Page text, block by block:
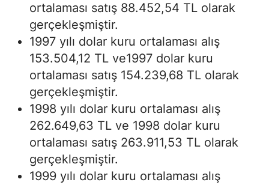
ortalaması satış 88.452,54 TL olarak
gerçekleşmiştir.
1997 yılı dolar kuru ortalaması alış
153.504,12 TL ve1997 dolar kuru
ortalaması satış 154.239,68 TL olarak
gerçekleşmiştir.
1998 yılı dolar kuru ortalaması alış
262.649,63 TL ve 1998 dolar kuru
ortalaması satış 263.911,53 TL olarak
gerçekleşmiştir.
1999 yılı dolar kuru ortalaması alış